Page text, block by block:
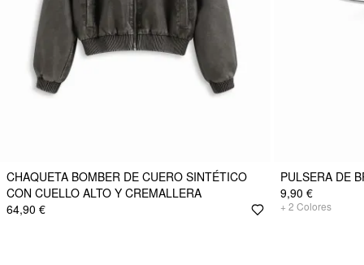
CHAQUETA BOMBER DE CUERO SINTÉTICO
CON CUELLO ALTO Y CREMALLERA
64,90 €
PULSERA DE
9,90 €
+ 2 Colores